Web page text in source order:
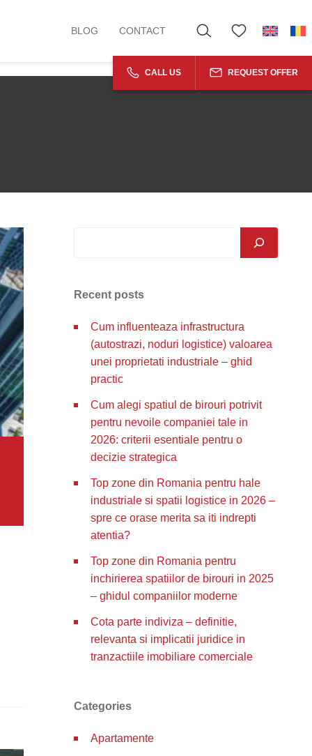
BLOG CONTACT
CALL US REQUEST OFFER
Recent posts
Cum influenteaza infrastructura
(autostrazi, noduri logistice) valoarea
unei proprietati industriale – ghid
practic
Cum alegi spatiul de birouri potrivit
pentru nevoile companiei tale in
2026: criterii esentiale pentru o
decizie strategica
Top zone din Romania pentru hale
industriale si spatii logistice in 2026 –
spre ce orase merita sa iti indrepti
atentia?
Top zone din Romania pentru
inchirierea spatiilor de birouri in 2025
– ghidul companiilor moderne
Cota parte indiviza – definitie,
relevanta si implicatii juridice in
tranzactiile imobiliare comerciale
Categories
Apartamente